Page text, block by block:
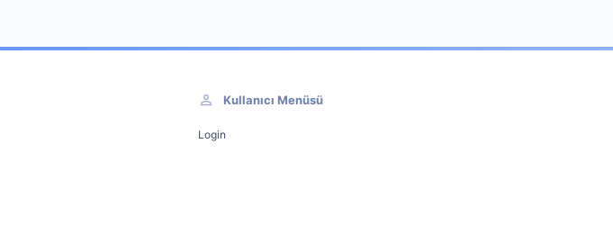
Kullanıcı Menüsü
Login